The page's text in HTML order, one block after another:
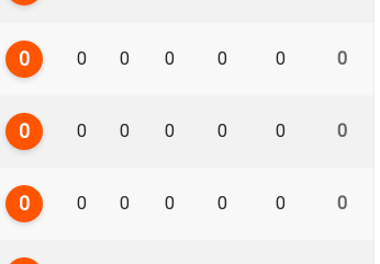
0 0 0 0 0 0 0
0 0 0 0 0 0 0
0 0 0 0 0 0 0